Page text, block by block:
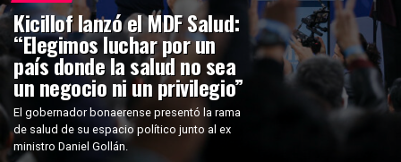
Kicillof lanzó el MDF Salud:
“Elegimos luchar por un
país donde la salud no sea
un negocio ni un privilegio”
El gobernador bonaerense presentó la rama
de salud de su espacio político junto al ex
ministro Daniel Gollán.